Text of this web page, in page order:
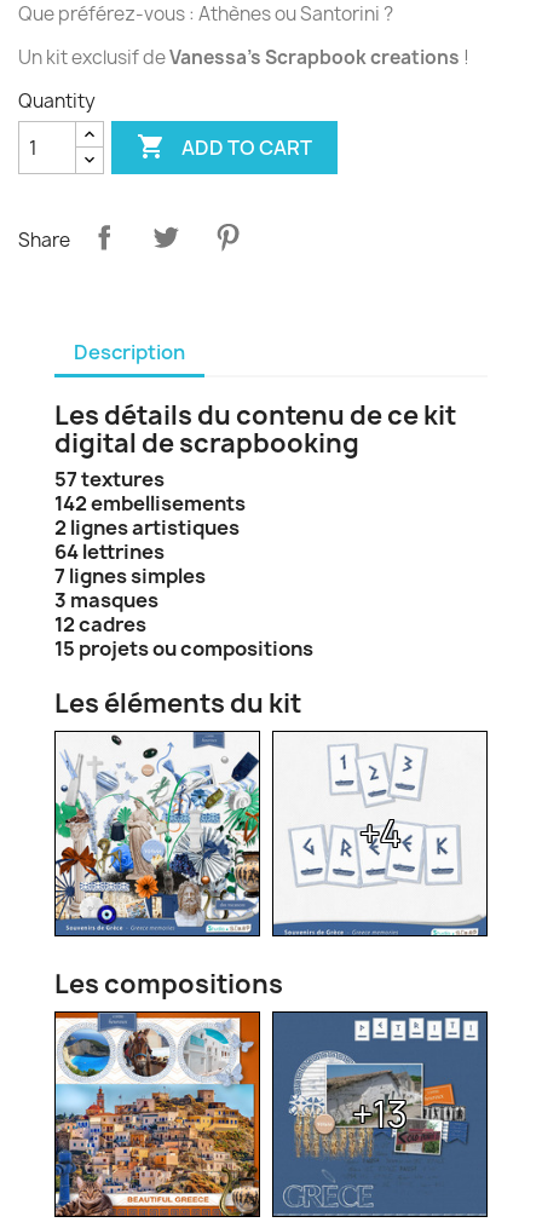
Que préférez-vous : Athènes ou Santorini ?
Un kit exclusif deVanessa's Scrapbook creations !
Quantity
 ADD TO CART
Share
Description
Les détails du contenu de ce kit
digital de scrapbooking
57 textures
142 embellisements
2 lignes artistiques
64 lettrines
7 lignes simples
3 masques
12 cadres
15 projets ou compositions
Les éléments du kit
+4
Les compositions
+13